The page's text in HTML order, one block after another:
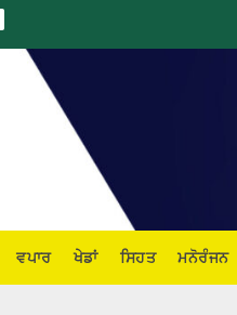
ਵਪਾਰ ਖੇਡਾਂ ਸਿਹਤ ਮਨੋਰੰਜਨ